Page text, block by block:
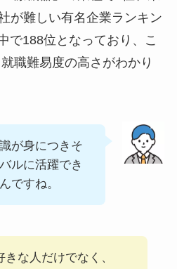
が難しい有名企業ランキン
で188位となっており、こ
職難易度の高さがわかり
が身につきそ
ルに活躍でき
ですね。
きな人だけでなく、